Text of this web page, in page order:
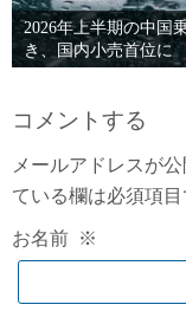
2026年上半期の中国
き、国内小売首位に
コメントする
メールアドレスが
ている欄は必須項目
お名前 ※